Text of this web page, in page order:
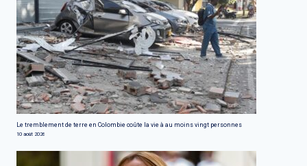
Le tremblement de terre en Colombie coûte la vie à au moins vingt personnes
10 août 2026